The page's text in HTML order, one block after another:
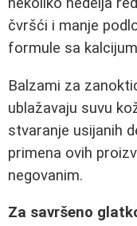
čvršći i manje
formule sa
Balzami za
ublažavaju suvu
stvaranje usijanih
primena ovih
negovanim.
Za savršeno